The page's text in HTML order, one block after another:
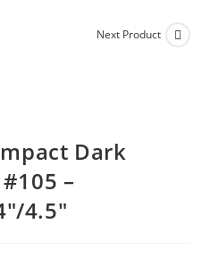
Next Product
Dark
–
4.5″